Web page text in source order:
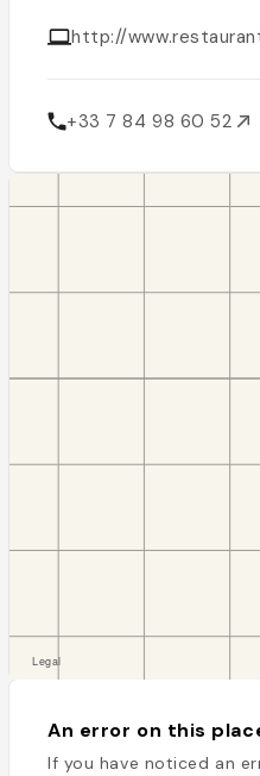
http://
+33 7 84 98 60 52
An error on this
If you have noticed an